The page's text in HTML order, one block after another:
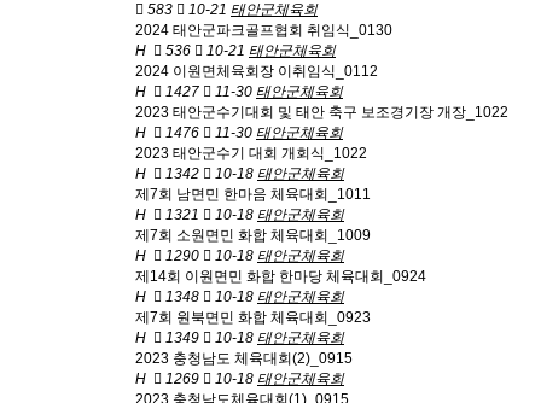
583 10-21 태안군체육회
2024 태안군파크골프협회 취임식_0130
H
536 10-21 태안군체육회
2024 이원면체육회장 이취임식_0112
H
1427 11-30 태안군체육회
2023 태안군수기대회 및 태안 축구 보조경기장 개장_1022
H
1476 11-30 태안군체육회
2023 태안군수기 대회 개회식_1022
H
1342 10-18 태안군체육회
제7회 남면민 한마음 체육대회_1011
H
1321 10-18 태안군체육회
제7회 소원면민 화합 체육대회_1009
H
1290 10-18 태안군체육회
제14회 이원면민 화합 한마당 체육대회_0924
H
1348 10-18 태안군체육회
제7회 원북면민 화합 체육대회_0923
H
1349 10-18 태안군체육회
2023 충청남도 체육대회(2)_0915
H
1269 10-18 태안군체육회
2023 충청남도체육대회(1)_0915